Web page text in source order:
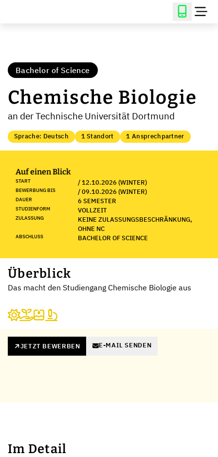
Bachelor of Science
Chemische Biologie
an der Technische Universität Dortmund
Sprache: Deutsch 1 Standort 1 Ansprechpartner
Auf einen Blick
START / 12.10.2026 (WINTER)
BEWERBUNG BIS / 09.10.2026 (WINTER)
DAUER 6 SEMESTER
STUDIENFORM VOLLZEIT
ZULASSUNG
KEINE ZULASSUNGSBESCHRÄNKUNG,
OHNE NC
ABSCHLUSS BACHELOR OF SCIENCE
Überblick
Das macht den Studiengang Chemische Biologie aus
JETZT BEWERBEN E-MAIL SENDEN
Im Detail